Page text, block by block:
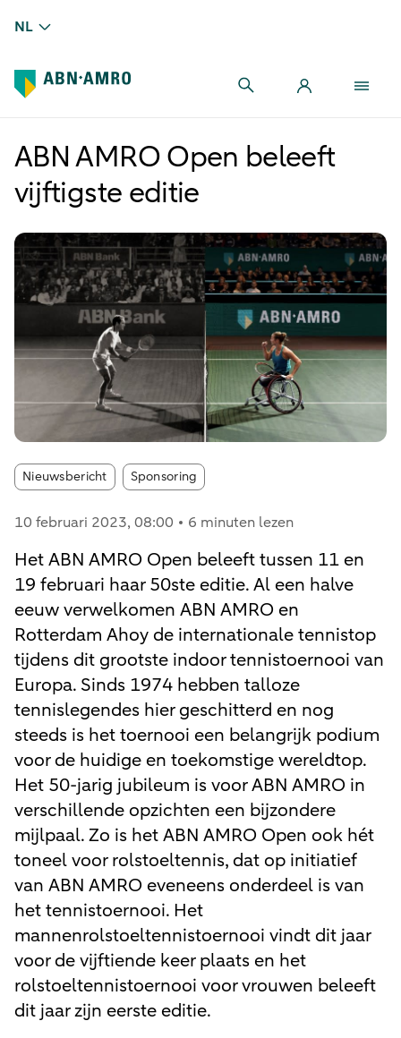
NL
ABN AMRO Open beleeft
vijftigste editie
Nieuwsbericht Article tags:
Sponsoring
10 februari 2023, 08:00 6 minuten lezen
Het ABN AMRO Open beleeft tussen 11 en
19 februari haar 50ste editie. Al een halve
eeuw verwelkomen ABN AMRO en
Rotterdam Ahoy de internationale tennistop
tijdens dit grootste indoor tennistoernooi van
Europa. Sinds 1974 hebben talloze
tennislegendes hier geschitterd en nog
steeds is het toernooi een belangrijk podium
voor de huidige en toekomstige wereldtop.
Het 50-jarig jubileum is voor ABN AMRO in
verschillende opzichten een bijzondere
mijlpaal. Zo is het ABN AMRO Open ook hét
toneel voor rolstoeltennis, dat op initiatief
van ABN AMRO eveneens onderdeel is van
het tennistoernooi. Het
mannenrolstoeltennistoernooi vindt dit jaar
voor de vijftiende keer plaats en het
rolstoeltennistoernooi voor vrouwen beleeft
dit jaar zijn eerste editie.